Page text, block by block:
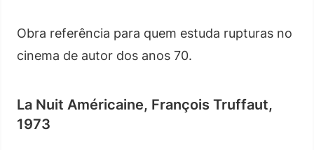
Obra referência para quem estuda rupturas no
cinema de autor dos anos 70.
La Nuit Américaine, François Truffaut,
1973